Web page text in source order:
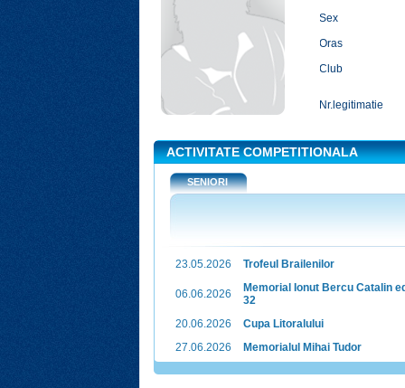
Sex
Oras
Club
Nr.legitimatie
ACTIVITATE COMPETITIONALA
SENIORI
23.05.2026 Trofeul Brailenilor
06.06.2026
Memorial Ionut Bercu Catalin
32
20.06.2026
Cupa Litoralului
27.06.2026
Memorialul Mihai Tudor